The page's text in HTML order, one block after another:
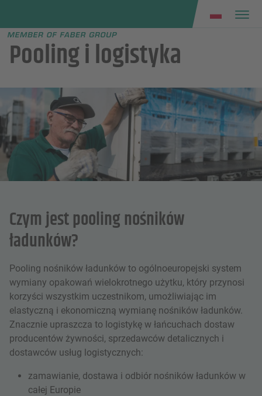
menu
Pooling i logistyka
Czym jest pooling nośników
ładunków?
Pooling nośników ładunków to ogólnoeuropejski system
wymiany opakowań wielokrotnego użytku, który przynosi
korzyści wszystkim uczestnikom, umożliwiając im
elastyczną i ekonomiczną wymianę nośników ładunków.
Znacznie upraszcza to logistykę w łańcuchach dostaw
producentów żywności, sprzedawców detalicznych i
dostawców usług logistycznych:
zamawianie, dostawa i odbiór nośników ładunków w
całej Europie